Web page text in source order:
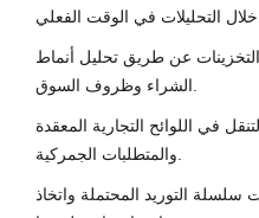
عن طريق تحليل أنماط
الشراء وظروف السوق.
في اللوائح التجارية المعقدة
والمتطلبات الجمركية.
سلسلة التوريد المحتملة واتخاذ